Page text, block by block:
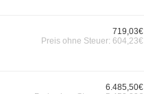
719,03€
Preis ohne Steuer: 604,23€
6.485,50€